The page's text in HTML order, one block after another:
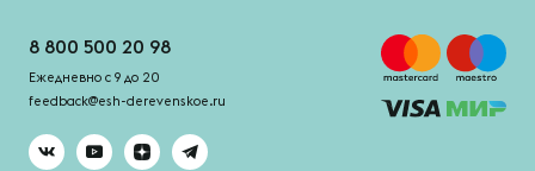
8 800 500 20 98
Ежедневно с 9 до 20
feedback@esh-derevenskoe.ru